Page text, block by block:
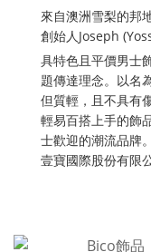
來自澳洲雪梨的邦
創始人Joseph
具特色且平價男士
題傳達理念。以名
但質輕，且不具有
輕易百搭上手的飾
士歡迎的潮流品牌
壹寶國際股份有限